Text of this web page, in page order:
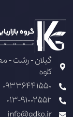
کاوه
09336441550
013-91002552
info@adko.ir